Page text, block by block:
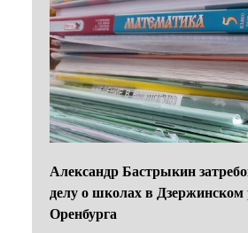
Александр Бастрыкин
делу о школах в Дзержинском
Оренбурга